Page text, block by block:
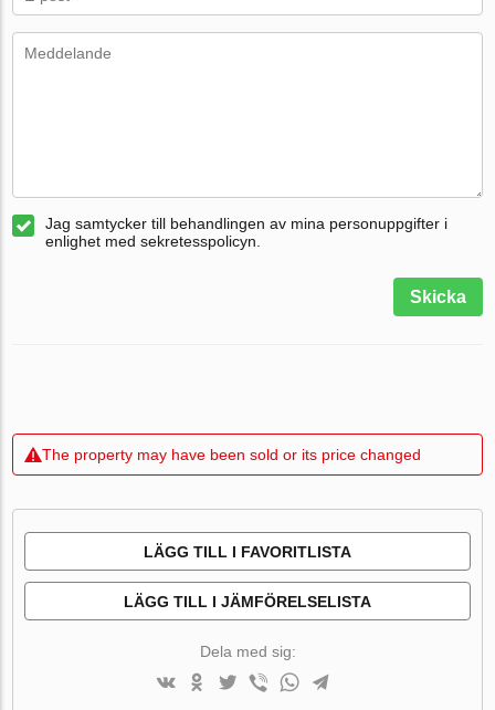
Jag samtycker till behandlingen av mina personuppgifter i
enlighet med sekretesspolicyn.
Skicka
The property may have been sold or its price changed
LÄGG TILL I FAVORITLISTA
LÄGG TILL I JÄMFÖRELSELISTA
Dela med sig: